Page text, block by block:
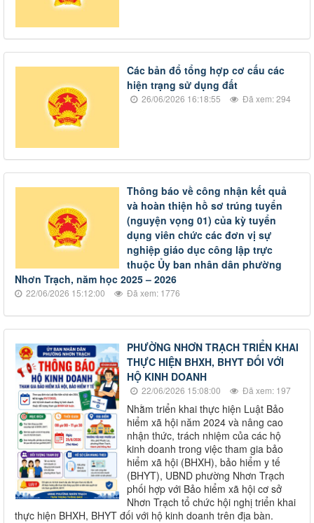
Các bản đổ tổng hợp cơ cấu các
hiện trạng sử dụng đất
26/06/2026 16:18:55 Đã xem: 294
Thông báo về công nhận kết quả
và hoàn thiện hồ sơ trúng tuyển
(nguyện vọng 01) của kỳ tuyển
dụng viên chức các đơn vị sự
nghiệp giáo dục công lập trực
thuộc Ủy ban nhân dân phường
Nhơn Trạch, năm học 2025 – 2026
22/06/2026 15:12:00 Đã xem: 1776
PHƯỜNG NHƠN TRẠCH TRIỂN KHAI
THỰC HIỆN BHXH, BHYT ĐỐI VỚI
HỘ KINH DOANH
22/06/2026 15:08:00 Đã xem: 197
Nhằm triển khai thực hiện Luật Bảo
hiểm xã hội năm 2024 và nâng cao
nhận thức, trách nhiệm của các hộ
kinh doanh trong việc tham gia bảo
hiểm xã hội (BHXH), bảo hiểm y tế
(BHYT), UBND phường Nhơn Trạch
phối hợp với Bảo hiểm xã hội cơ sở
Nhơn Trạch tổ chức hội nghị triển khai
thực hiện BHXH, BHYT đối với hộ kinh doanh trên địa bàn.